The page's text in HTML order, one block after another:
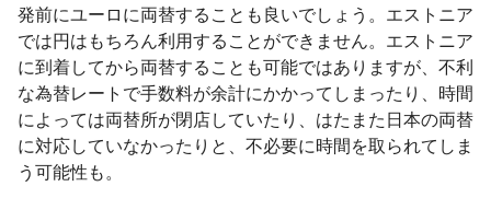
発前にユーロに両替することも良いでしょう。エストニア
では円はもちろん利用することができません。エストニア
に到着してから両替することも可能ではありますが、不利
な為替レートで手数料が余計にかかってしまったり、時間
によっては両替所が閉店していたり、はたまた日本の両替
に対応していなかったりと、不必要に時間を取られてしま
う可能性も。